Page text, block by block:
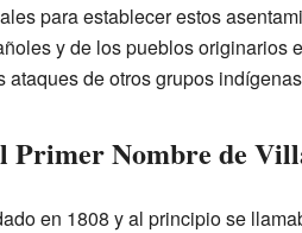
para establecer estos
y de los pueblos originarios
ataques de otros grupos
Primer Nombre de
en 1808 y al principio se